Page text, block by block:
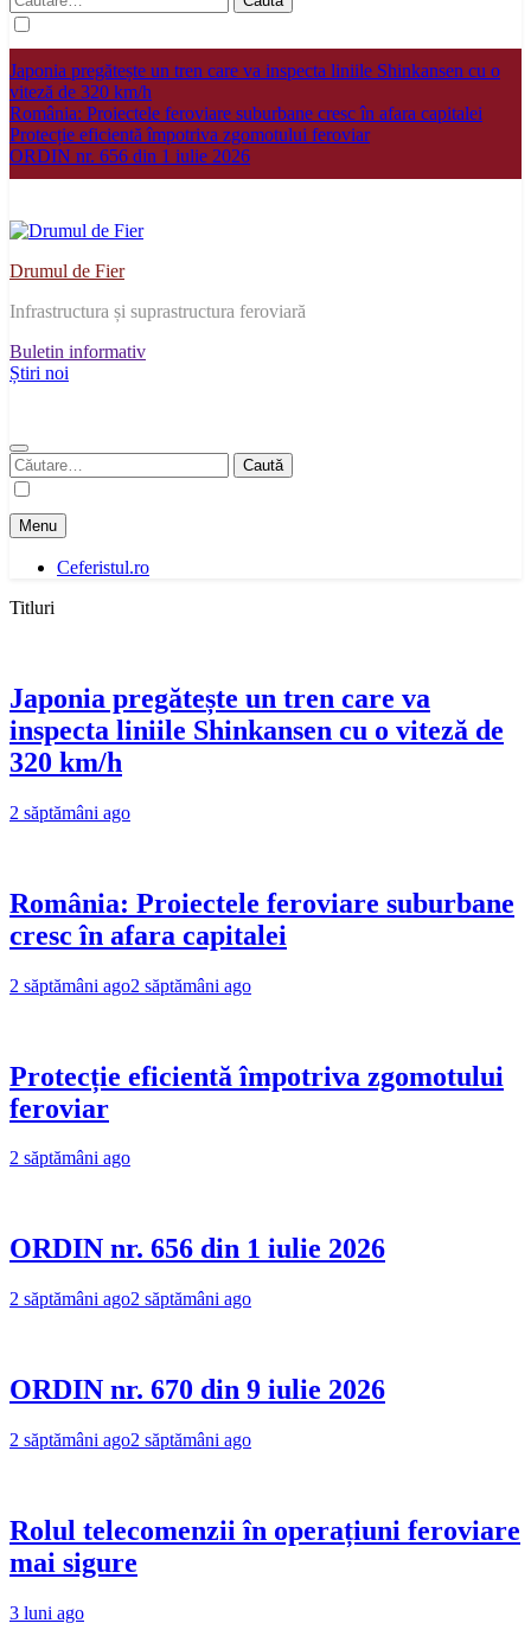
după:
Japonia pregătește un tren care va inspecta liniile Shinkansen cu o
viteză de 320 km/h
România: Proiectele feroviare suburbane cresc în afara capitalei
Protecție eficientă împotriva zgomotului feroviar
ORDIN nr. 656 din 1 iulie 2026
Drumul de Fier
Infrastructura și suprastructura feroviară
Buletin informativ
Știri noi
Caută
după:
Menu
Ceferistul.ro
Titluri
Japonia pregătește un tren care va
inspecta liniile Shinkansen cu o viteză de
320 km/h
2 săptămâni ago
România: Proiectele feroviare suburbane
cresc în afara capitalei
2 săptămâni ago2 săptămâni ago
Protecție eficientă împotriva zgomotului
feroviar
2 săptămâni ago
ORDIN nr. 656 din 1 iulie 2026
2 săptămâni ago2 săptămâni ago
ORDIN nr. 670 din 9 iulie 2026
2 săptămâni ago2 săptămâni ago
Rolul telecomenzii în operațiuni feroviare
mai sigure
3 luni ago